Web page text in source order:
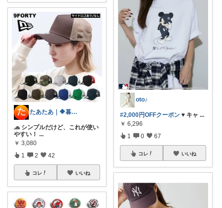
たあたあ｜🔶暮らしのおすすめ🔶
🧢 シンプルだけど、これが使い
やすい！ ...
￥ 3,080
1 2 42
コレ いいね
oto♪
#2,000円OFFクーポン ♥︎︎ キャ ...
￥ 6,296
1 0 67
コレ いいね